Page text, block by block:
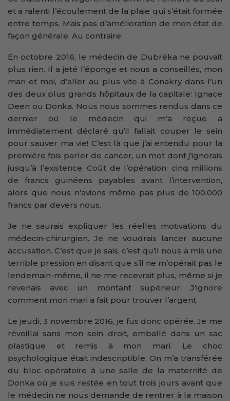
et a ralenti l’écoulement de la plaie qui s’était formée
entre temps. Mais pas d’amélioration de mon état de
façon générale. Au contraire.
En octobre 2016, le médecin de Dubréka ne pouvait
plus rien. Il a jeté l’éponge et nous a conseillés, mon
mari et moi, d’aller au plus vite à Conakry dans l’un
des deux plus grands hôpitaux de la capitale: Ignace
Deen ou Donka. Nous nous sommes rendus dans ce
dernier où le médecin qui m’a reçue a
immédiatement déclaré qu’il fallait couper le sein
pour sauver ma vie! C’est là que j’ai entendu pour la
première fois parler de cancer, un mot dont j’ignorais
jusqu’à l’existence. Coût de l’opération: cinq millions
de francs guinéens payables avant l’intervention,
alors que nous n’avions même pas plus de 100.000
francs par devers nous.
Je ne saurais expliquer les réelles motivations du
médecin-chirurgien. Je ne voudrais lancer aucune
accusation. C’est que je sais, c’est qu’il nous a mis une
terrible pression en disant que s’il ne m’opérait pas le
lendemain-même, il ne me recevrait plus, même si je
revenais avec un montant supérieur. J’ignore
comment mon mari a fait pour trouver l’argent.
Le jeudi, 3 novembre 2016, je fus donc opérée. Je me
réveillai sans mon sein droit, emballé dans un sac
plastique et remis à mon mari. Le choc
psychologique était indescriptible. On m’a transférée
du bloc opératoire à une salle de la maternité de
Donka où je suis restée en tout trois jours avant que
le médecin ne nous demande de rentrer à la maison